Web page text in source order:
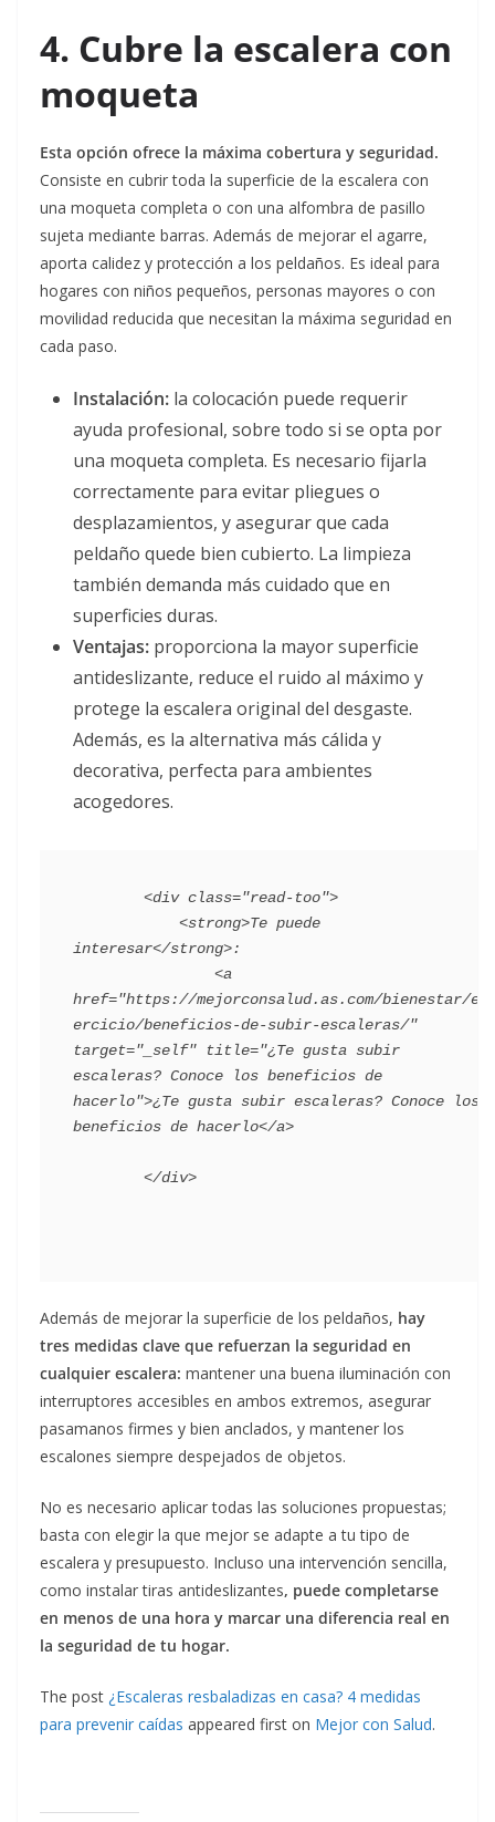
4. Cubre la escalera con
moqueta
Esta opción ofrece la máxima cobertura y seguridad.
Consiste en cubrir toda la superficie de la escalera con
una moqueta completa o con una alfombra de pasillo
sujeta mediante barras. Además de mejorar el agarre,
aporta calidez y protección a los peldaños. Es ideal para
hogares con niños pequeños, personas mayores o con
movilidad reducida que necesitan la máxima seguridad en
cada paso.
Instalación: la colocación puede requerir
ayuda profesional, sobre todo si se opta por
una moqueta completa. Es necesario fijarla
correctamente para evitar pliegues o
desplazamientos, y asegurar que cada
peldaño quede bien cubierto. La limpieza
también demanda más cuidado que en
superficies duras.
Ventajas: proporciona la mayor superficie
antideslizante, reduce el ruido al máximo y
protege la escalera original del desgaste.
Además, es la alternativa más cálida y
decorativa, perfecta para ambientes
acogedores.
interesar</strong>:
href="https://mejorconsalud.as.com/bienestar/ej
ercicio/beneficios-de-subir-escaleras/"
target="_self" title="¿Te gusta subir
escaleras? Conoce los beneficios de
hacerlo">¿Te gusta subir escaleras? Conoce los
beneficios de hacerlo</a>
Además de mejorar la superficie de los peldaños, hay
tres medidas clave que refuerzan la seguridad en
cualquier escalera: mantener una buena iluminación con
interruptores accesibles en ambos extremos, asegurar
pasamanos firmes y bien anclados, y mantener los
escalones siempre despejados de objetos.
No es necesario aplicar todas las soluciones propuestas;
basta con elegir la que mejor se adapte a tu tipo de
escalera y presupuesto. Incluso una intervención sencilla,
como instalar tiras antideslizantes, puede completarse
en menos de una hora y marcar una diferencia real en
la seguridad de tu hogar.
The post ¿Escaleras resbaladizas en casa? 4 medidas
para prevenir caídas appeared first on Mejor con Salud.